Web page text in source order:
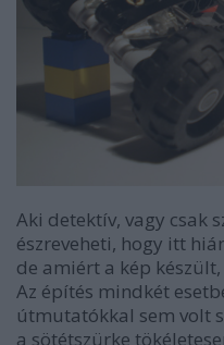
Aki detektív, vagy csak
észreveheti, hogy itt
de amiért a kép
Az építés mindkét
útmutatókkal sem volt
a sötétszürke